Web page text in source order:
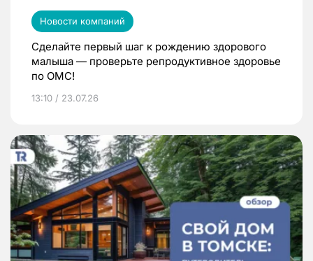
Новости компаний
Сделайте первый шаг к рождению здорового
малыша — проверьте репродуктивное здоровье
по ОМС!
13:10 / 23.07.26